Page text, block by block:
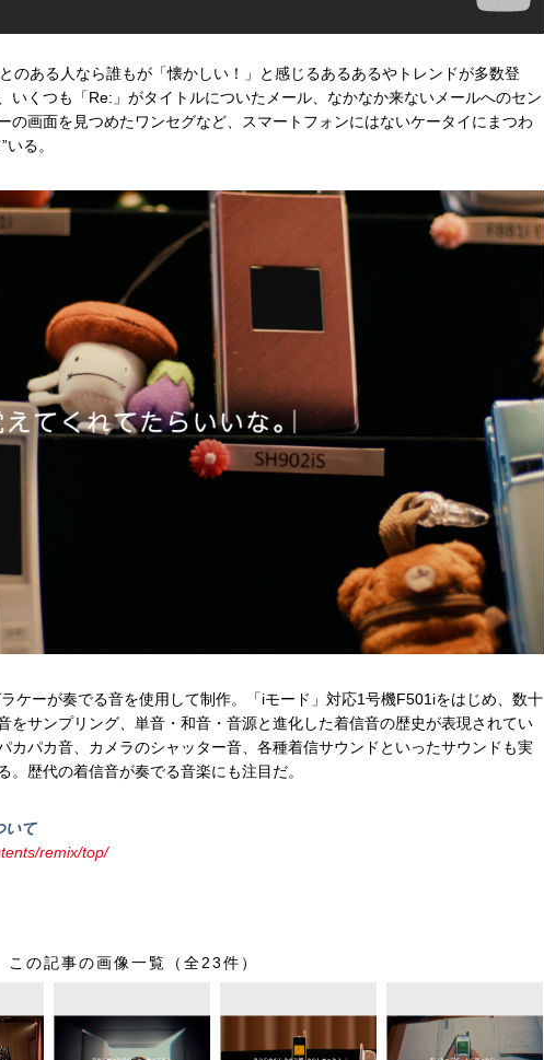
のある人なら誰もが「懐かしい！」と感じるあるあるやトレンドが多数登
いくつも「Re:」がタイトルについたメール、なかなか来ないメールへのセン
の画面を見つめたワンセグなど、スマートフォンにはないケータイにまつわ
る。
ケーが奏でる音を使用して制作。「iモード」対応1号機F501iをはじめ、数十
をサンプリング、単音・和音・音源と進化した着信音の歴史が表現されてい
カパカ音、カメラのシャッター音、各種着信サウンドといったサウンドも実
歴代の着信音が奏でる音楽にも注目だ。
いて
remix/top/
この記事の画像一覧（全23件）